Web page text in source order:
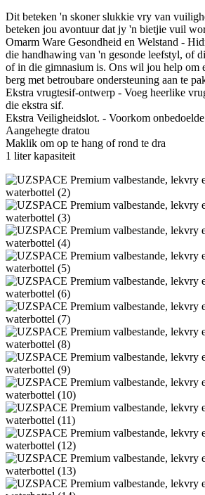
Dit beteken 'n skoner slukkie vry van
beteken jou avontuur dat jy 'n bietjie vuil
Omarm Ware Gesondheid en Welstand -
die handhawing van 'n gesonde leefstyl, of
of in die gimnasium is. Ons wil jou help om
berg met betroubare ondersteuning aan te
Ekstra vrugtesif-ontwerp - Voeg heerlike
die ekstra sif.
Ekstra Veiligheidslot. - Voorkom
Aangehegte dratou
Maklik om op te hang of rond te dra
1 liter kapasiteit